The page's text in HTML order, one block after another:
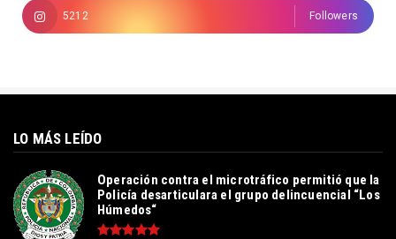
5212 Followers
LO MÁS LEÍDO
Operación contra el microtráfico permitió que la
Policía desarticulara el grupo delincuencial “Los
Húmedos“